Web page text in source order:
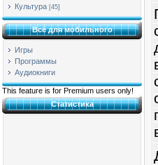
Культура [45]
Всё для мобильного
Игры
Программы
Аудиокниги
This feature is for Premium users only!
Статистика